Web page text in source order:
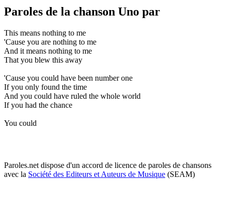
Paroles de la chanson Uno par
This means nothing to me
'Cause you are nothing to me
And it means nothing to me
That you blew this away
'Cause you could have been number one
If you only found the time
And you could have ruled the whole world
If you had the chance
You could
Paroles.net dispose d'un accord de licence de paroles de chansons
avec la Société des Editeurs et Auteurs de Musique (SEAM)